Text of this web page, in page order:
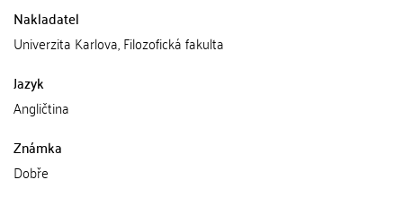
Nakladatel
Univerzita Karlova, Filozofická fakulta
Jazyk
Angličtina
Známka
Dobře